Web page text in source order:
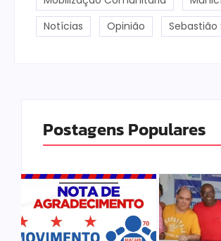
Notícias
Opinião Sebastião
Postagens Populares